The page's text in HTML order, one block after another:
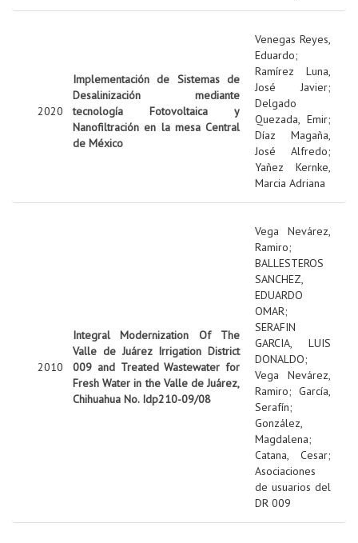
2020
Implementación de Sistemas de
Desalinización mediante
tecnología Fotovoltaica y
Nanofiltración en la mesa Central
de México
Venegas Reyes,
Eduardo;
Ramírez Luna,
José Javier;
Delgado
Quezada, Emir;
Díaz Magaña,
José Alfredo;
Yañez Kernke,
Marcia Adriana
2010
Integral Modernization Of The
Valle de Juárez Irrigation District
009 and Treated Wastewater for
Fresh Water in the Valle de Juárez,
Chihuahua No. Idp210-09/08
Vega Nevárez,
Ramiro;
BALLESTEROS
SANCHEZ,
EDUARDO
OMAR;
SERAFIN
GARCIA, LUIS
DONALDO;
Vega Nevárez,
Ramiro; García,
Serafín;
González,
Magdalena;
Catana, Cesar;
Asociaciones
de usuarios del
DR 009